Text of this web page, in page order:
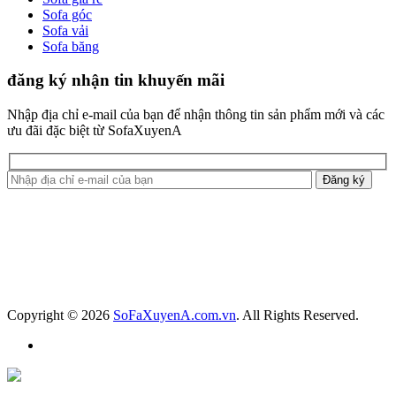
Sofa góc
Sofa vải
Sofa băng
đăng ký nhận tin khuyến mãi
Nhập địa chỉ e-mail của bạn để nhận thông tin sản phẩm mới và các
ưu đãi đặc biệt từ SofaXuyenA
Copyright © 2026 SoFaXuyenA.com.vn. All Rights Reserved.